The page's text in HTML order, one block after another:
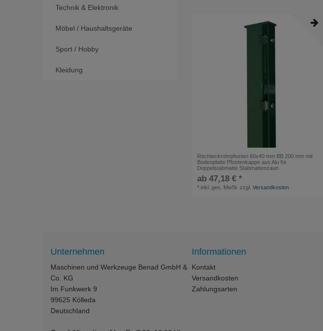
Technik & Elektronik
Möbel / Haushaltsgeräte
Sport / Hobby
Kleidung
Rechteckrohrpfosten 60x40 mm BB 200 mm mit
Bodenplatte Pfostenkappe aus Alu für
Doppelstabmatte Stabmattenzaun
ab 47,18 € *
* inkl. ges. MwSt. zzgl.Versandkosten
Unternehmen
Maschinen und Werkzeuge Benad GmbH &
Co. KG
Im Funkwerk 9
99625 Kölleda
Deutschland
Informationen
Kontakt
Versandkosten
Zahlungsarten